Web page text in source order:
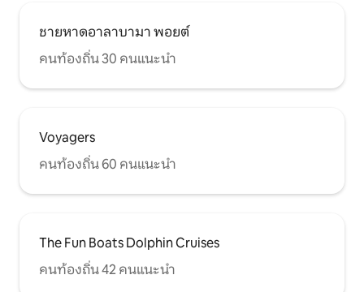
ชายหาดอาลาบามา พอยต์
คนท้องถิ่น 30 คนแนะนำ
Voyagers
คนท้องถิ่น 60 คนแนะนำ
The Fun Boats Dolphin Cruises
คนท้องถิ่น 42 คนแนะนำ